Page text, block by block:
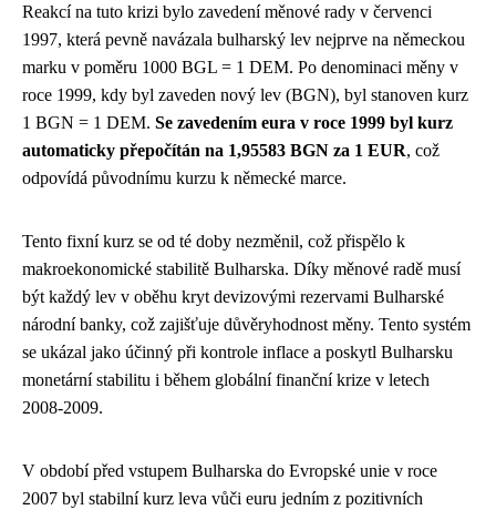
Reakcí na tuto krizi bylo zavedení měnové rady v červenci
1997, která pevně navázala bulharský lev nejprve na německou
marku v poměru 1000 BGL = 1 DEM. Po denominaci měny v
roce 1999, kdy byl zaveden nový lev (BGN), byl stanoven kurz
1 BGN = 1 DEM. Se zavedením eura v roce 1999 byl kurz
automaticky přepočítán na 1,95583 BGN za 1 EUR, což
odpovídá původnímu kurzu k německé marce.
Tento fixní kurz se od té doby nezměnil, což přispělo k
makroekonomické stabilitě Bulharska. Díky měnové radě musí
být každý lev v oběhu kryt devizovými rezervami Bulharské
národní banky, což zajišťuje důvěryhodnost měny. Tento systém
se ukázal jako účinný při kontrole inflace a poskytl Bulharsku
monetární stabilitu i během globální finanční krize v letech
2008-2009.
V období před vstupem Bulharska do Evropské unie v roce
2007 byl stabilní kurz leva vůči euru jedním z pozitivních